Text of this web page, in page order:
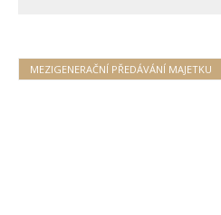
MEZIGENERAČNÍ PŘEDÁVÁNÍ MAJETKU